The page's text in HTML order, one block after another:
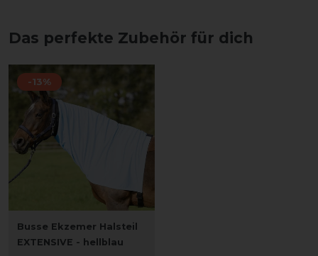
Das perfekte Zubehör für dich
-13%
Busse Ekzemer Halsteil
EXTENSIVE - hellblau